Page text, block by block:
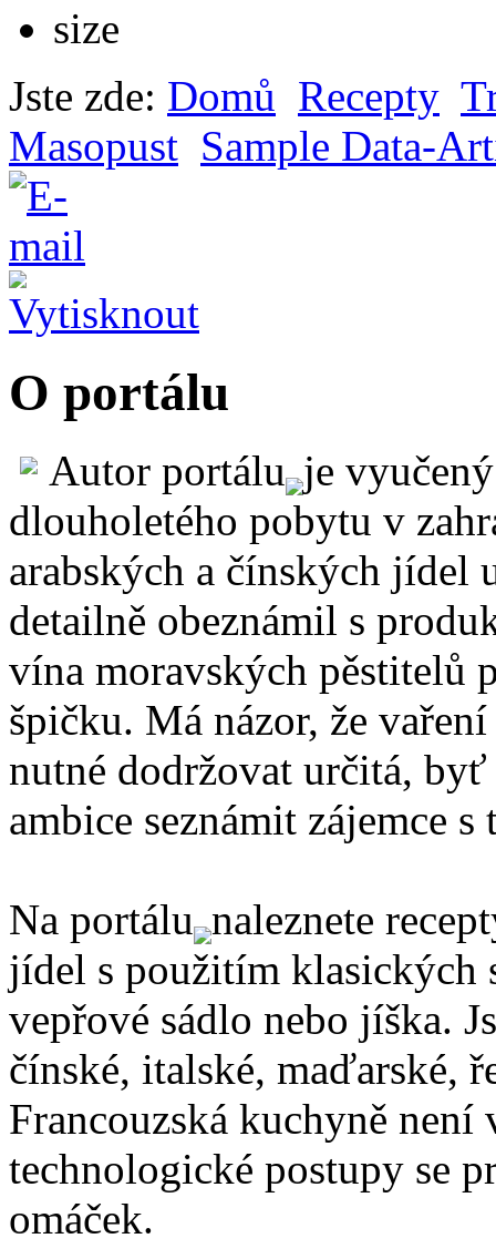
Jste zde: Domů Recepty
Masopust Sample Data-
O portálu
Autor portálu je
dlouholetého pobytu v
arabských a čínských jídel
detailně obeznámil s
vína moravských pěstitelů
špičku. Má názor, že
nutné dodržovat určitá,
ambice seznámit zájemce
Na portálu naleznete
jídel s použitím klasických
vepřové sádlo nebo jíška.
čínské, italské, maďarské,
Francouzská kuchyně
technologické postupy se
omáček.